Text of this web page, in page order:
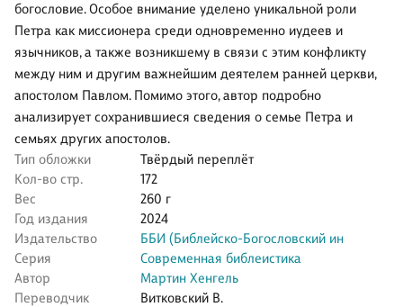
богословие. Особое внимание уделено уникальной роли
Петра как миссионера среди одновременно иудеев и
язычников, а также возникшему в связи с этим конфликту
между ним и другим важнейшим деятелем ранней церкви,
апостолом Павлом. Помимо этого, автор подробно
анализирует сохранившиеся сведения о семье Петра и
семьях других апостолов.
Тип обложки
Твёрдый переплёт
Кол-во стр.
172
Вес
260 г
Год издания
2024
Издательство
ББИ (Библейско-Богословский ин
Серия
Современная библеистика
Автор
Мартин Хенгель
Переводчик
Витковский В.